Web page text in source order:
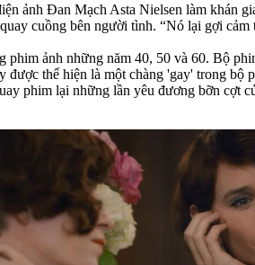
ảnh Đan Mạch Asta Nielsen làm
cuồng bên người tình. “Nó lại gợi
ảnh những năm 40, 50 và 60. Bộ
thể hiện là một chàng 'gay' trong
phim lại những lần yêu đương bỡn cợt